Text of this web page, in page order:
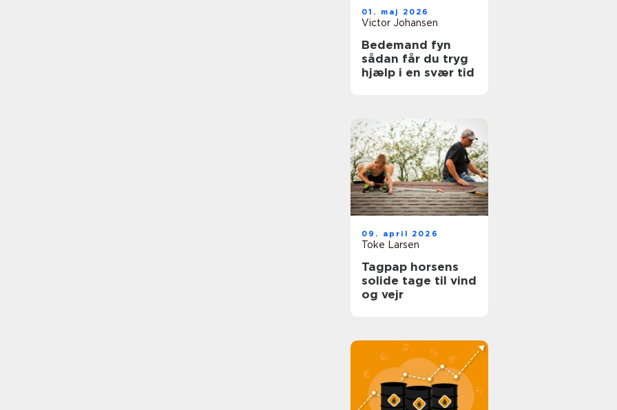
01. maj 2026
Victor Johansen
Bedemand fyn
sådan får du tryg
hjælp i en svær tid
09. april 2026
Toke Larsen
Tagpap horsens
solide tage til vind
og vejr